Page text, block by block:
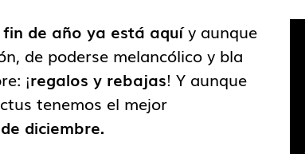
fin de año ya está aquíy aunque
de poderse melancólico y bla
¡regalos y rebajas! Y aunque
tenemos el mejor
diciembre.